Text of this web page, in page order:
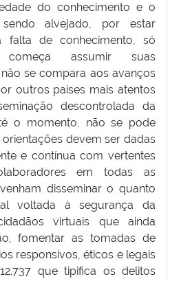
do conhecimento e o
alvejado, por estar
falta de conhecimento, só
assumir suas
se compara aos avanços
outros países mais atentos
descontrolada da
o momento, não se pode
devem ser dadas
e contínua com vertentes
em todas as
disseminar o quanto
voltada à segurança da
virtuais que ainda
fomentar as tomadas de
responsivos, éticos e legais
que tipifica os delitos